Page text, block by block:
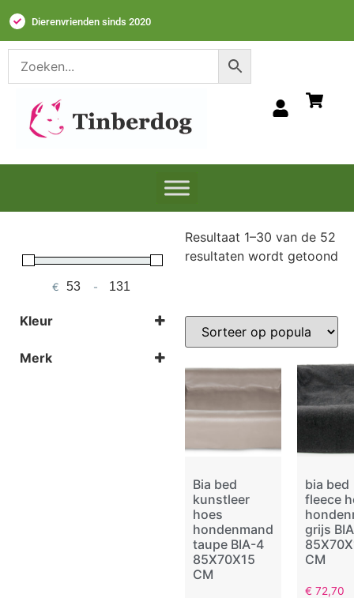
Dierenvrienden sinds 2020
€ Minimum Price
-Maximum Price
Kleur
Beige
Merk
Resultaat 1–30 van de 52
resultaten wordt getoond
Bia bed
kunstleer
hoes
hondenmand
taupe BIA-4
85X70X15
CM
bia bed
fleece
grijs
CM
€ 72,70